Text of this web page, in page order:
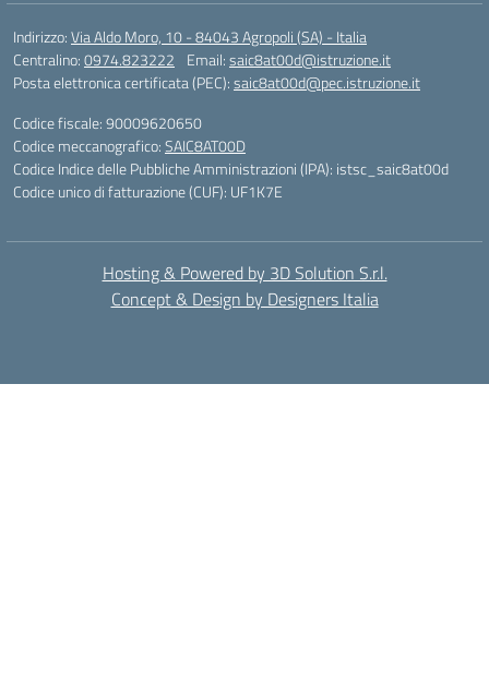
Indirizzo:Via Aldo Moro, 10 - 84043 Agropoli (SA) - Italia
Centralino:0974.823222 Email:saic8at00d@istruzione.it
Posta elettronica certificata (PEC):saic8at00d@pec.istruzione.it
Codice fiscale: 90009620650
Codice meccanografico:SAIC8AT00D
Codice Indice delle Pubbliche Amministrazioni (IPA): istsc_saic8at00d
Codice unico di fatturazione (CUF): UF1K7E
Hosting & Powered by 3D Solution S.r.l.
Concept & Design by Designers Italia